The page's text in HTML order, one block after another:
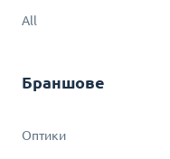
All
Браншове
Оптики